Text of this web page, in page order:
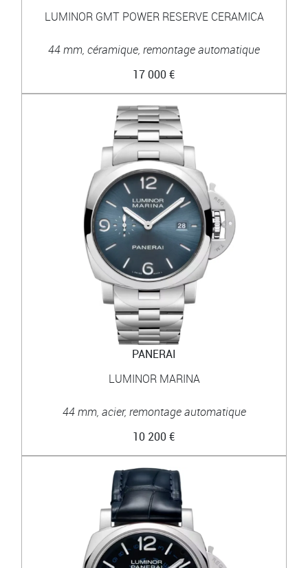
LUMINOR GMT POWER RESERVE CERAMICA
44 mm, céramique, remontage automatique
17 000 €
PANERAI
LUMINOR MARINA
44 mm, acier, remontage automatique
10 200 €